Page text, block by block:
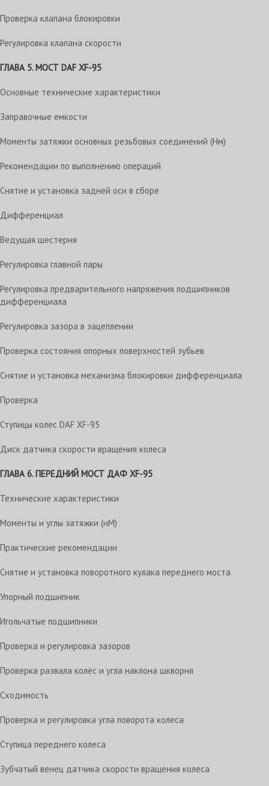
Проверка клапана блокировки
Регулировка клапана скорости
ГЛАВА 5. МОСТ DAF XF-95
Основные технические характеристики
Заправочные емкости
Моменты затяжки основных резьбовых соединений (Нм)
Рекомендации по выполнению операций
Снятие и установка задней оси в сборе
Дифференциал
Ведущая шестерня
Регулировка главной пары
Регулировка предварительного напряжения подшипников
дифференциала
Регулировка зазора в зацеплении
Проверка состояния опорных поверхностей зубьев
Снятие и установка механизма блокировки дифференциала
Проверка
Ступицы колес DAF XF-95
Диск датчика скорости вращения колеса
ГЛАВА 6. ПЕРЕДНИЙ МОСТ ДАФ XF-95
Технические характеристики
Моменты и углы затяжки (нМ)
Практические рекомендации
Снятие и установка поворотного кулака переднего моста
Упорный подшипник
Игольчатые подшипники
Проверка и регулировка зазоров
Проверка развала колёс и угла наклона шкворня
Сходимость
Проверка и регулировка угла поворота колеса
Ступица переднего колеса
Зубчатый венец датчика скорости вращения колеса